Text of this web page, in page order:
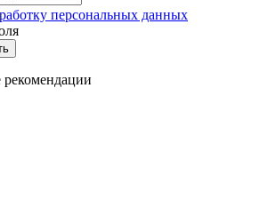
персональных данных